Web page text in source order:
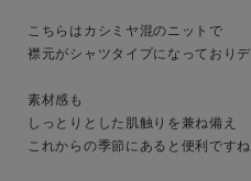
こちらはカシミヤ混のニットで
襟元がシャツタイプになっており
素材感も
しっとりとした肌触りを兼ね備え
これからの季節にあると便利ですね